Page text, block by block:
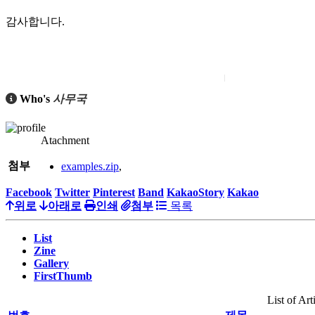
감사합니다.
Who's 사무국
Atachment
첨부 examples.zip,
Facebook Twitter Pinterest Band KakaoStory Kakao
위로
아래로 인쇄 첨부 목록
List
Zine
Gallery
FirstThumb
List of